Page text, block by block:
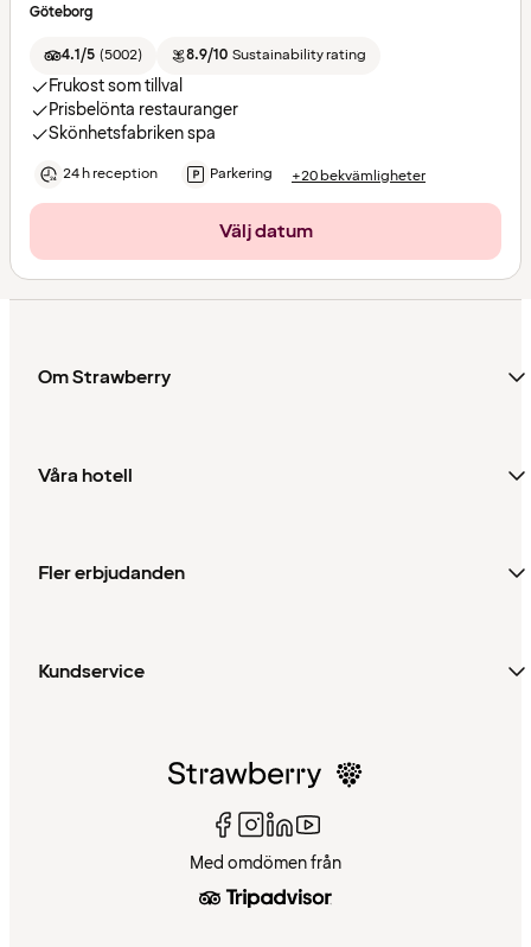
Göteborg
4.1/5 (5002) 8.9/10 Sustainability rating
Frukost som tillval
Prisbelönta restauranger
Skönhetsfabriken spa
24 h reception Parkering +20 bekvämligheter
Välj datum
Om Strawberry
Våra hotell
Fler erbjudanden
Kundservice
Med omdömen från